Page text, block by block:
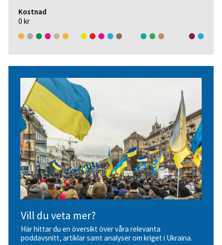
Kostnad
0 kr
Vill du veta mer?
Här hittar du en översikt över våra relevanta
poddavsnitt, artiklar samt analyser om kriget i Ukraina.